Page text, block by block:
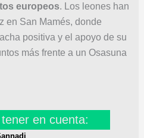
europeos. Los leones han
en San Mamés, donde
positiva y el apoyo de su
más frente a un Osasuna
en cuenta: